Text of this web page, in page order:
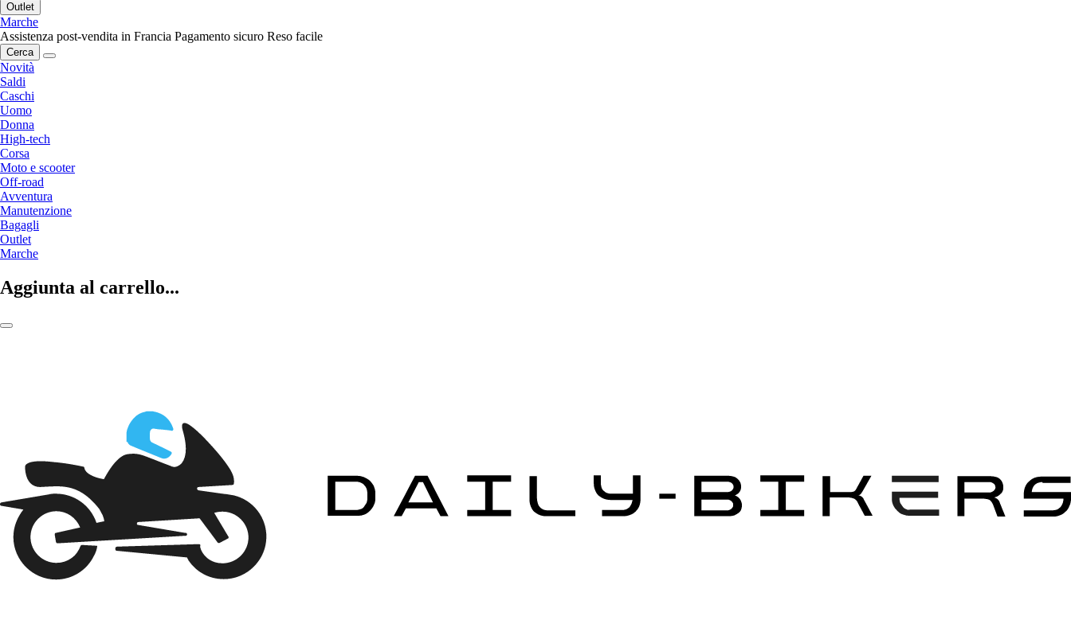
Outlet
Marche
Assistenza post-vendita in Francia Pagamento sicuro Reso facile
Cerca
Novità
Saldi
Caschi
Uomo
Donna
High-tech
Corsa
Moto e scooter
Off-road
Avventura
Manutenzione
Bagagli
Outlet
Marche
Aggiunta al carrello...